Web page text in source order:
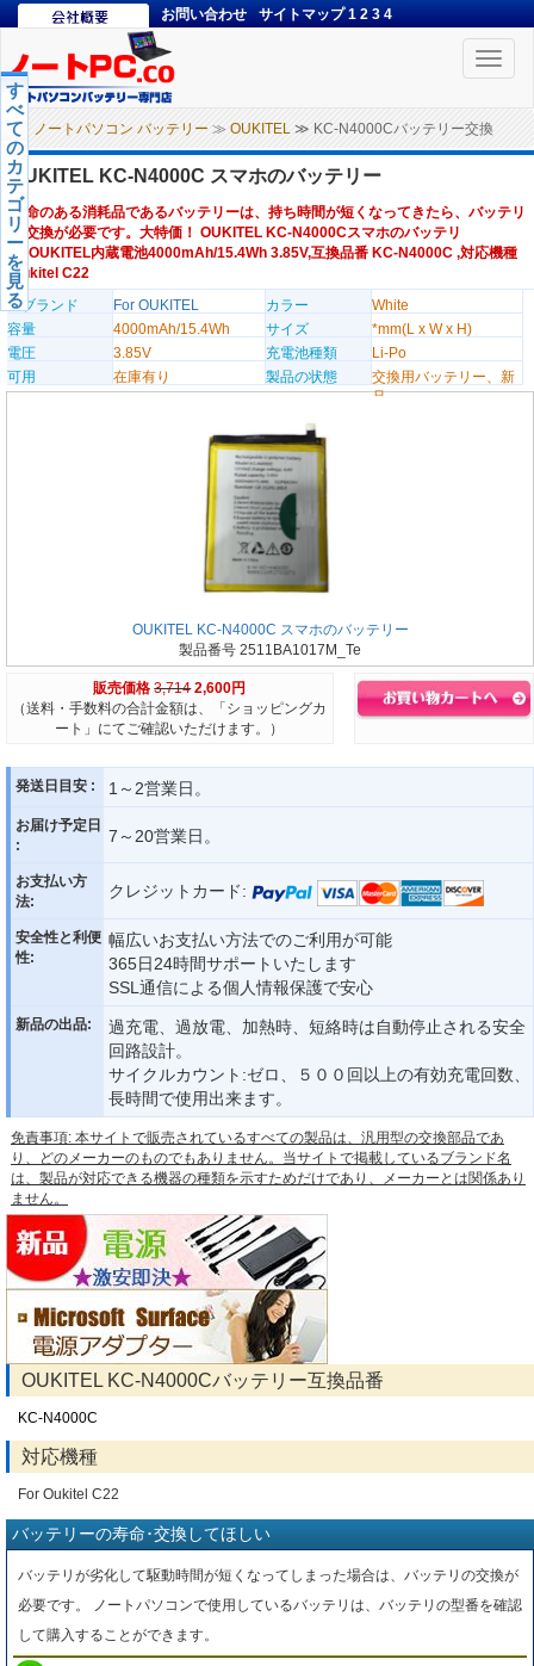
お問い合わせ サイトマップ 1 2 3 4
Toggle
ノートパソコン バッテリー ≫ OUKITEL ≫ KC-N4000Cバッテリー交換
す
べ
て
の
カ
テ
ゴ
リ
ー
を
見
る
OUKITEL KC-N4000C スマホのバッテリー
寿命のある消耗品であるバッテリーは、持ち時間が短くなってきたら、バッテリ
ー交換が必要です。大特価！ OUKITEL KC-N4000Cスマホのバッテリ
ー,OUKITEL内蔵電池4000mAh/15.4Wh 3.85V,互換品番 KC-N4000C ,対応機種
Oukitel C22
のブランド
For OUKITEL カラー
White
容量
4000mAh/15.4Wh サイズ
*mm(L x W x H)
電圧
3.85V 充電池種類
Li-Po
可用
在庫有り 製品の状態
交換用バッテリー、新
品
OUKITEL KC-N4000C スマホのバッテリー
製品番号 2511BA1017M_Te
販売価格 3,714 2,600円
（送料・手数料の合計金額は、「ショッピングカ
ート」にてご確認いただけます。）
発送日目安 : 1～2営業日。
お届け予定日
:
7～20営業日。
お支払い方
法:
クレジットカード:
安全性と利便
性:
幅広いお支払い方法でのご利用が可能
365日24時間サポートいたします
SSL通信による個人情報保護で安心
新品の出品:
過充電、過放電、加熱時、短絡時は自動停止される安全
回路設計。
サイクルカウント:ゼロ、５００回以上の有効充電回数、
長時間で使用出来ます。
免責事項: 本サイトで販売されているすべての製品は、汎用型の交換部品であ
り、どのメーカーのものでもありません。当サイトで掲載しているブランド名
は、製品が対応できる機器の種類を示すためだけであり、メーカーとは関係あり
ません。
OUKITEL KC-N4000Cバッテリー互換品番
KC-N4000C
対応機種
For Oukitel C22
バッテリーの寿命･交換してほしい
バッテリが劣化して駆動時間が短くなってしまった場合は、バッテリの交換が
必要です。 ノートパソコンで使用しているバッテリは、バッテリの型番を確認
して購入することができます。